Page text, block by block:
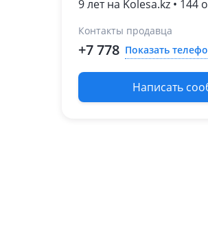
9 лет на Kolesa.kz • 144
Контакты продавца
+7 778 Показать
Написать